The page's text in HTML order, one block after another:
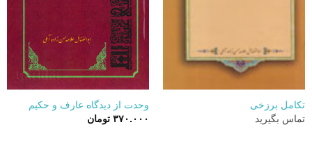
تکامل برزخی
تماس بگیرید
وحدت از دیدگاه عارف و حکیم
۳۷۰.۰۰۰ تومان